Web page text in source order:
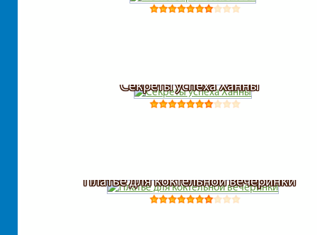
Секреты успеха Ханны
Платье для коктельной вечеринки